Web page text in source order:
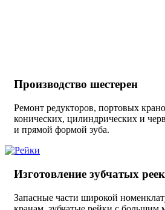
Производство шестерен
Ремонт редукторов, портовых
конических, цилиндрических и
и прямой формой зуба.
Изготовление зубчатых реек
Запасные части широкой